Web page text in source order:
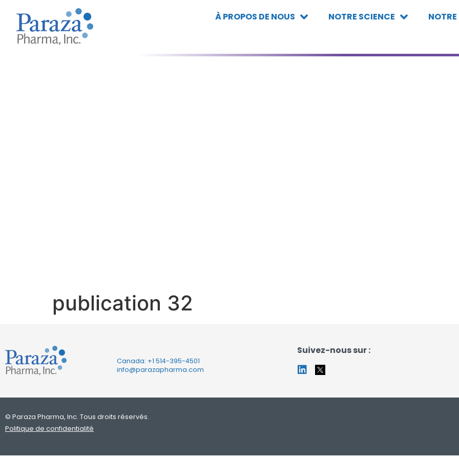
À PROPOS DE NOUS NOTRE SCIENCE
publication 32
Canada: +1 514-395-4501
info@parazapharma.com
Suivez-nous sur :
© Paraza Pharma, Inc. Tous droits réservés.
Politique de confidentialité